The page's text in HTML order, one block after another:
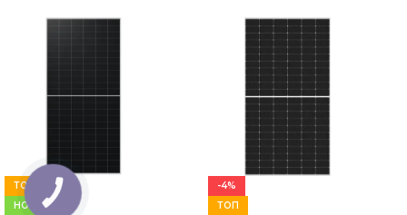
ТОП
НОВИЙ
-4%
ТОП
КНОПКА
ЗВ'ЯЗКУ